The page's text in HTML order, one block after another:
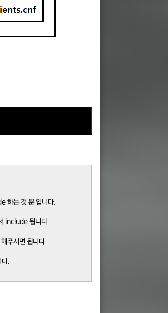
하는 것 뿐 입니다.
include 됩니다
주시면 됩니다
.